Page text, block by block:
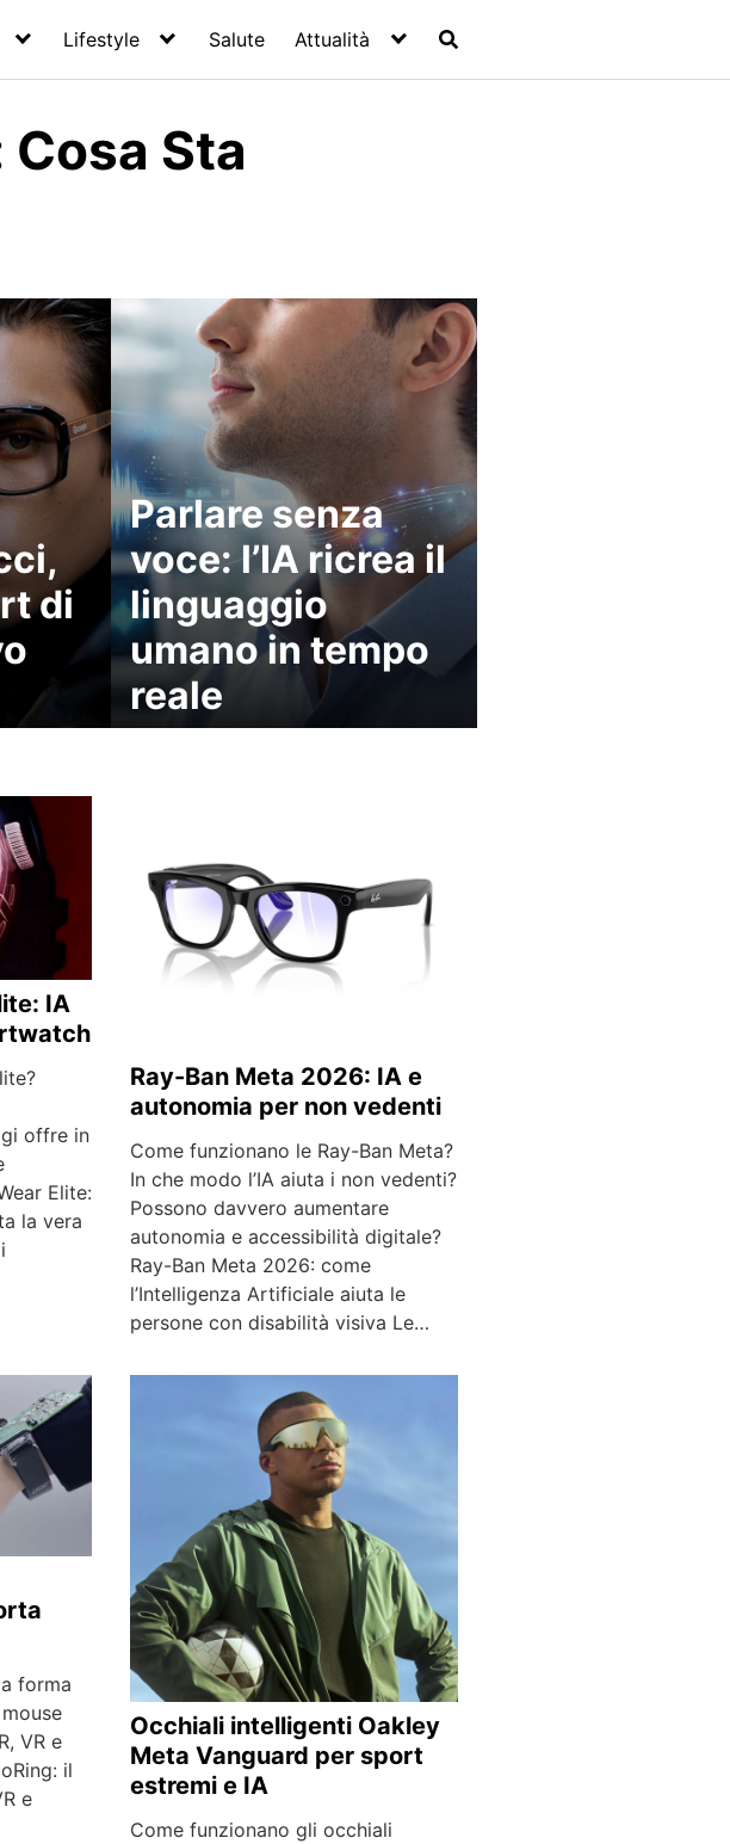
Lifestyle Salute Attualità
Sta
di
Parlare senza
voce: l’IA ricrea il
linguaggio
umano in tempo
reale
IA
offre in
Elite:
la vera
Ray-Ban Meta 2026: IA e
autonomia per non vedenti
Come funzionano le Ray-Ban Meta?
In che modo l’IA aiuta i non vedenti?
Possono davvero aumentare
autonomia e accessibilità digitale?
Ray-Ban Meta 2026: come
l’Intelligenza Artificiale aiuta le
persone con disabilità visiva Le…
forma
VR e
il
e
Occhiali intelligenti Oakley
Meta Vanguard per sport
estremi e IA
Come funzionano gli occhiali